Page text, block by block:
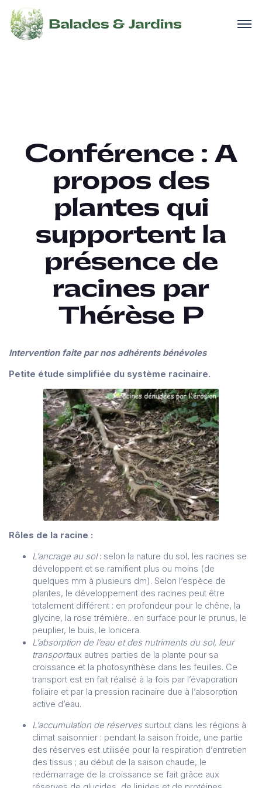
Conférence : A
propos des
plantes qui
supportent la
présence de
racines par
Thérèse P
Intervention faite par nos adhérents bénévoles
Petite étude simplifiée du système racinaire.
Rôles de la racine :
L’ancrage au sol: selon la nature du sol, les racines se
développent et se ramifient plus ou moins (de
quelques mm à plusieurs dm). Selon l’espèce de
plantes, le développement des racines peut être
totalement différent : en profondeur pour le chêne, la
glycine, la rose trémière…en surface pour le prunus, le
peuplier, le buis, le lonicera.
L’absorption de l’eau et des nutriments du sol, leur
transportaux autres parties de la plante pour sa
croissance et la photosynthèse dans les feuilles. Ce
transport est en fait réalisé à la fois par l’évaporation
foliaire et par la pression racinaire due à l’absorption
active d’eau.
L’accumulation de réserves surtout dans les régions à
climat saisonnier : pendant la saison froide, une partie
des réserves est utilisée pour la respiration d’entretien
des tissus ; au début de la saison chaude, le
redémarrage de la croissance se fait grâce aux